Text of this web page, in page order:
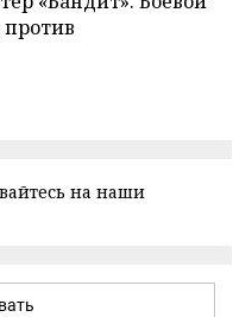
против
на наши